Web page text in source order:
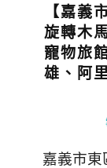
【嘉義
旋轉木
寵物旅
雄、阿
嘉義市東